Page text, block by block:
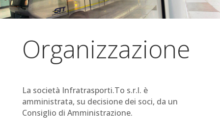
Organizzazione
La società Infratrasporti.To s.r.l. è
amministrata, su decisione dei soci, da un
Consiglio di Amministrazione.